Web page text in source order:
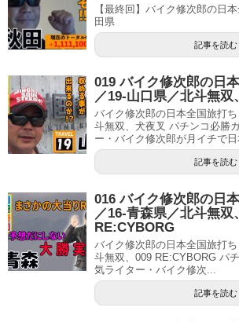
【最終回】バイク修次郎の日
田県
記事を読む
019 バイク修次郎の日
／19-山口県／北斗無双
バイク修次郎の日本全国旅打
斗無双、犬夜叉 パチンコ必勝
ー・バイク修次郎が月イチで
記事を読む
016 バイク修次郎の日
／16-青森県／北斗無双
RE:CYBORG
バイク修次郎の日本全国旅打
斗無双、009 RE:CYBORG パ
気ライター・バイク修次...
記事を読む